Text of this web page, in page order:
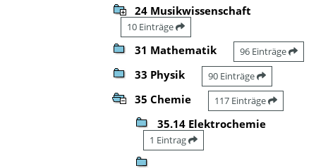
24 Musikwissenschaft
10 Einträge
31 Mathematik 96 Einträge
33 Physik 90 Einträge
35 Chemie 117 Einträge
35.14 Elektrochemie
1 Eintrag